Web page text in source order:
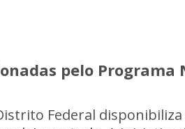
pelo Programa
Federal